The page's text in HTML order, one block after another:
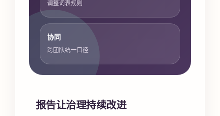
调整词表规则
协同
跨团队统一口径
报告让治理持续改进